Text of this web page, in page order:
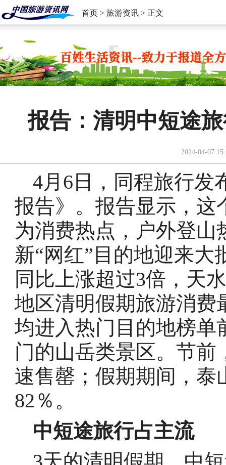
首页 > 旅游资讯 > 正文
报告：清明中短途
2024-04-07
4月6日，同程旅行发
报告》。报告显示，这
为消费热点，户外登
新“网红”目的地迎来
同比上涨超过3倍，天
地区清明假期旅游消费
均进入热门目的地榜单
门的山岳类景区。节
速售罄；假期期间，泰
82％。
中短途旅行占主流